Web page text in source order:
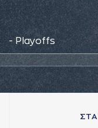
- Playoffs